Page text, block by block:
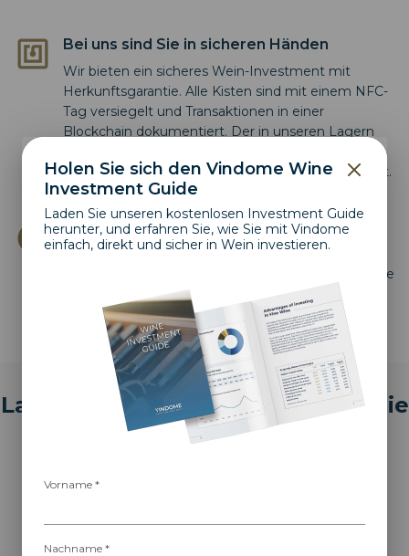
Bei uns sind Sie in sicheren Händen
Wir bieten ein sicheres Wein-Investment mit
Herkunftsgarantie. Alle Kisten sind mit einem NFC-
Tag versiegelt und Transaktionen in einer
Blockchain dokumentiert. Der in unseren Lagern
vollumfänglich zum aktuellen Marktpreis versichert.
Schreiten Sie selbst zur Tat oder nutzen
Sie den Rat unserer Experten
Vindome versieht Sie mit den Instrumenten, die Sie
zur Erstellung und zum Management Ihres
Investment-Portfolios benötigen.
Lassen Sie sich von Vindome in die
Welt des Wein-Investments
Holen Sie sich den Vindome Wine
Investment Guide
Laden Sie unseren kostenlosen Investment Guide
herunter, und erfahren Sie, wie Sie mit Vindome
einfach, direkt und sicher in Wein investieren.
Vorname *
Nachname *